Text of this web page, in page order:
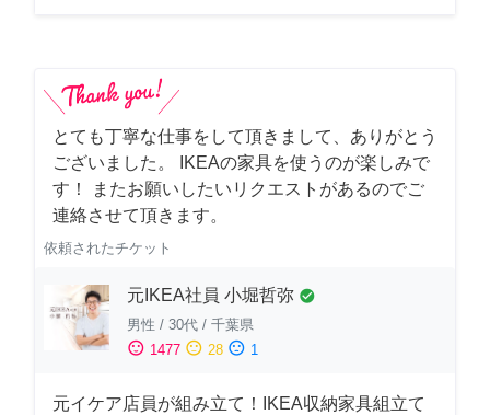
とても丁寧な仕事をして頂きまして、ありがとう
ございました。 IKEAの家具を使うのが楽しみで
す！ またお願いしたいリクエストがあるのでご
連絡させて頂きます。
依頼されたチケット
元IKEA社員 小堀哲弥 check_circle
男性 / 30代 / 千葉県
sentiment_satisfied 1477 sentiment_neutral 28 sentiment_dissatisfied 1
元イケア店員が組み立て！IKEA収納家具組立て